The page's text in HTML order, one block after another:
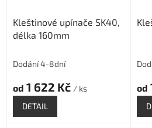
Kleštinové upínače SK40,
délka 160mm
Dodání 4-8dní
od 1 622 Kč / ks
DETAIL
od